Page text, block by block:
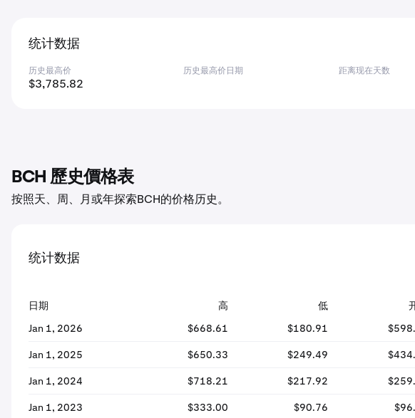
统计数据
历史最高价
$3,785.82
历史最高价日期 距离现在天数
BCH 歷史價格表
按照天、周、月或年探索BCH的价格历史。
统计数据
日期 高 低
Jan 1, 2026
$668.61 $180.91
Jan 1, 2025 $650.33 $249.49
Jan 1, 2024 $718.21 $217.92
Jan 1, 2023 $333.00 $90.76